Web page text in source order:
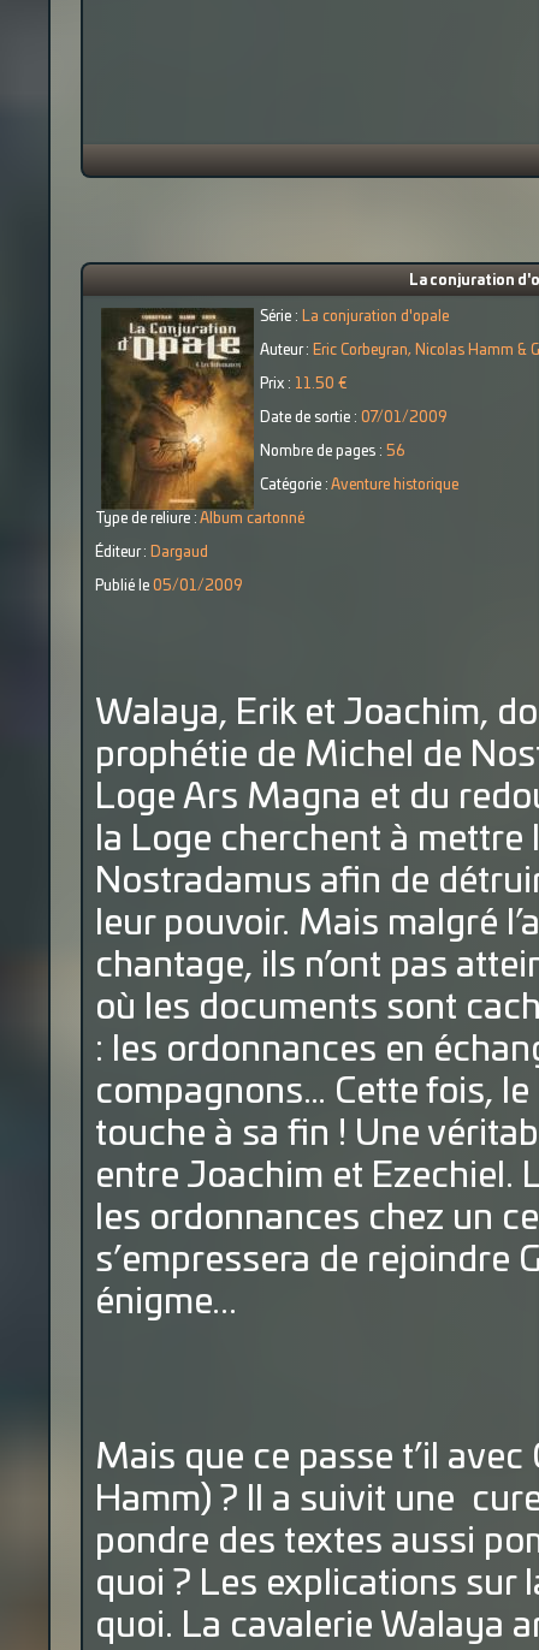
La conjuration
Série : La conjuration d'opale
Auteur : Eric Corbeyran, Nicolas Hamm &
Prix : 11.50 €
Date de sortie : 07/01/2009
Nombre de pages : 56
Catégorie : Aventure historique
Type de reliure : Album cartonné
Éditeur : Dargaud
Publié le 05/01/2009
Walaya, Erik et Joachim,
prophétie de Michel de
Loge Ars Magna et du
la Loge cherchent à
Nostradamus afin de
leur pouvoir. Mais malgré
chantage, ils n’ont pas
où les documents sont
: les ordonnances en
compagnons… Cette fois, le
touche à sa fin ! Une
entre Joachim et Ezechiel.
les ordonnances chez un
s’empressera de rejoindre
énigme...
Mais que ce passe t’il
Hamm) ? Il a suivit une
pondre des textes aussi
quoi ? Les explications sur
quoi. La cavalerie Walaya